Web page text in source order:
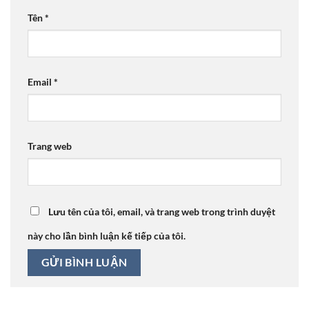
Tên*
Email *
Trang web
Lưu tên của tôi, email, và trang web trong trình duyệt
này cho lần bình luận kế tiếp của tôi.